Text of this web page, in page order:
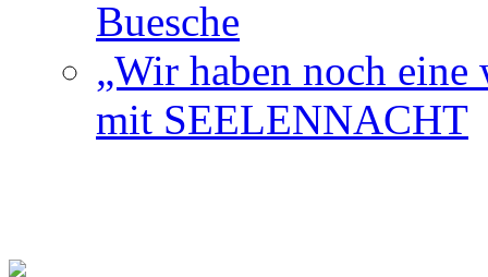
Buesche
„Wir haben noch
mit SEELENNACHT